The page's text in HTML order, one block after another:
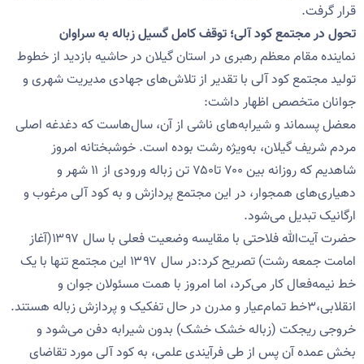
قرار گرفت.
تحول در مجتمع کود آلی؛ توقف کامل گسیل زباله به سراوان
نماینده مقام معظم رهبری در استان گیلان در حاشیه بازدید از خطوط
تولید مجتمع کود آلی با تقدیر از تلاش‌های جهادی مدیریت شهری و
جوانان متخصص اظهار داشت:
معضل پسماند و شیرابه‌های ناشی از آن، سال‌هاست که دغدغه اصلی
مردم شریف گیلان، به‌ویژه رشت بوده است. خوشبختانه امروز
شاهدیم که روزانه بین ۷۰۰ تا۷۵۰ تن زباله ورودی از ۱۱ شهر و
دهیاری‌های همجوار، در این مجتمع پردازش و به کود آلی مرغوب و
ارگانیک تبدیل می‌شود.
حضرت آیت‌الله فلاحتی با مقایسه وضعیت فعلی با سال ۱۳۹۷(آغاز
امامت جمعه رشت) تصریح کرد:در سال ۱۳۹۷ این مجتمع تنها با یک
خط نیمه‌فعال کار می‌کرد، اما امروز با همت مسئولان جوان و
انقلابی،۳خط تمام‌عیار و مدرن در حال تفکیک و پردازش زباله هستند.
خروجی ریجکت (زباله خشک خشک) بدون شیرابه دفن می‌شود و
بخش عمده آن پس از طی فرآیندی علمی، به کود آلی مورد تقاضای